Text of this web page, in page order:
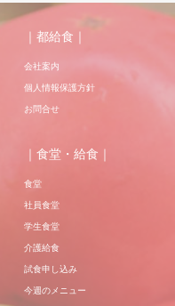
｜都給食｜
会社案内
個人情報保護方針
お問合せ
｜食堂・給食｜
食堂
社員食堂
学生食堂
介護給食
試食申し込み
今週のメニュー